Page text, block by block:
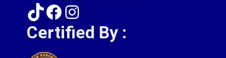
TikTok Facebook Instagram
Certified By :